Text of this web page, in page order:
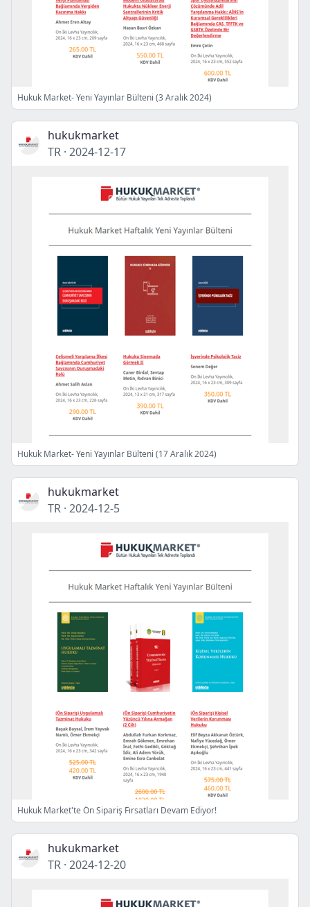
Hukuk Market- Yeni Yayınlar Bülteni (3 Aralık 2024)
hukukmarket
TR · 2024-12-17
Hukuk Market- Yeni Yayınlar Bülteni (17 Aralık 2024)
hukukmarket
TR · 2024-12-5
Hukuk Market'te Ön Sipariş Fırsatları Devam Ediyor!
hukukmarket
TR · 2024-12-20